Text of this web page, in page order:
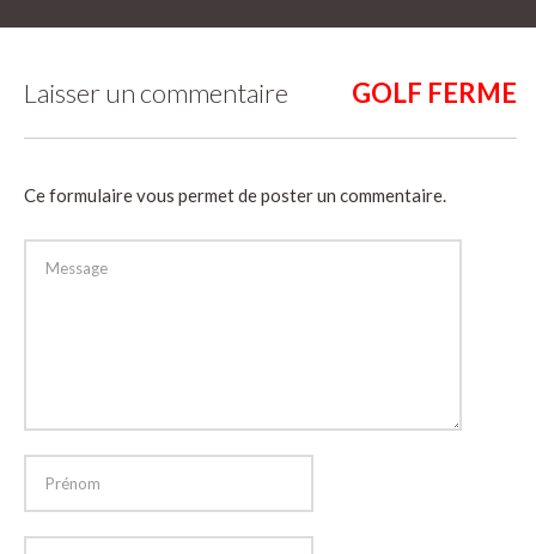
Laisser un commentaire
Ce formulaire vous permet de poster un commentaire.